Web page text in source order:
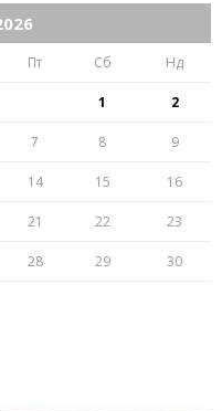
Пт Сб Нд
1 2
7 8 9
14 15 16
21 22 23
28 29 30